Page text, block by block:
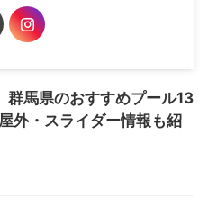
群馬県のおすすめプール13
外・スライダー情報も紹